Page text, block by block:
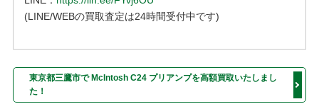
(LINE/WEBの買取査定は24時間受付中です)
東京都三鷹市で McIntosh C24 プリアンプを高額買取いたしまし
た！